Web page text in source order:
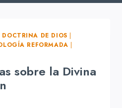
DOCTRINA DE DIOS |
REFORMADA |
sobre la Divina